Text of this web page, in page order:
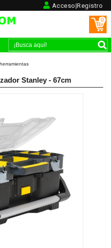
Acceso|Registro
0
Stanley - 67cm